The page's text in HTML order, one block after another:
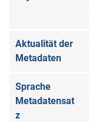
Aktualität der
Metadaten
Sprache
Metadatensat
z